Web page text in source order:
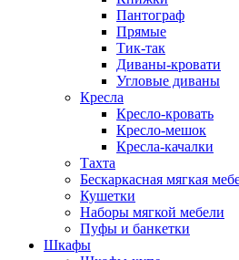
Пантограф
Прямые
Тик-так
Диваны-кровати
Угловые диваны
Кресла
Кресло-кровать
Кресло-мешок
Кресла-качалки
Тахта
Бескаркасная мягкая
Кушетки
Наборы мягкой мебели
Пуфы и банкетки
Шкафы